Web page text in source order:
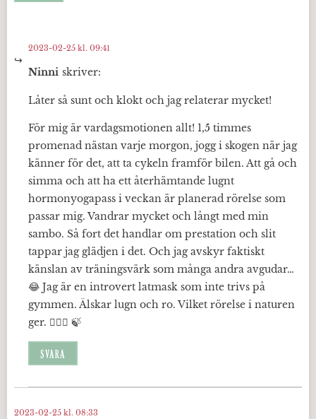
Ninni skriver:
2023-02-25 kl. 09:41
Låter så sunt och klokt och jag relaterar mycket!
För mig är vardagsmotionen allt! 1,5 timmes
promenad nästan varje morgon, jogg i skogen när jag
känner för det, att ta cykeln framför bilen. Att gå och
simma och att ha ett återhämtande lugnt
hormonyogapass i veckan är planerad rörelse som
passar mig. Vandrar mycket och långt med min
sambo. Så fort det handlar om prestation och slit
tappar jag glädjen i det. Och jag avskyr faktiskt
känslan av träningsvärk som många andra avgudar…
😂 Jag är en introvert latmask som inte trivs på
gymmen. Älskar lugn och ro. Vilket rörelse i naturen
ger. 🧘🏼‍♀️ 🍃
SVARA
2023-02-25 kl. 08:33